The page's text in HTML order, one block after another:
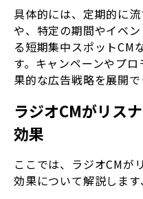
具体的には、定期的に
や、特定の期間やイベ
る短期集中スポットCM
す。キャンペーンやプ
果的な広告戦略を展開で
ラジオCMがリス
効果
ここでは、ラジオCMが
効果について解説します